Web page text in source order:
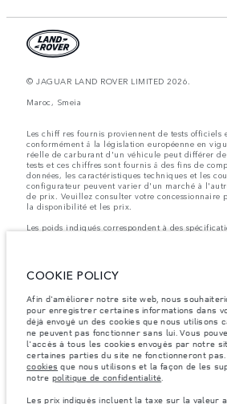
© JAGUAR LAND ROVER LIMITED 2026.
Maroc, Smeia
Les chiff res fournis proviennent de tests officiels
conformément å la législation européenne en
réelle de carburant d'un véhicule peut différer de
tests et ces chiffres sont fournis å des fins de
données, les caractéristiques techniques et les
configurateur peuvent varier d'un marché à
de prix. Veuillez consulter votre concessionnaire
la disponibilité et les prix.
Les poids indiqués correspondent à des
dépassés lorsque vous chargez des accessoires,
et des carburants.
Remarque importante sur les images et les
mondiale de semi-conducteurs affecte
construction des véhicules, la disponibilité des
construction. Cette situation s’avère très
images utilisées actuellement sur le site Web
entièrement les spécifications actuelles en ce qui
caractéristiques, les options, les finitions et les
Veuillez consulter votre concessionnaire pour
restrictions actuelles et faire un choix éclairé
COOKIE POLICY
Afin d'améliorer notre site web, nous
pour enregistrer certaines informations dans
déjà envoyé un des cookies que nous utilisons
ne peuvent pas fonctionner sans lui. Vous
l'accès à tous les cookies envoyés par notre
certaines parties du site ne fonctionneront
cookies que nous utilisons et la façon de les
notre politique de confidentialité.
Les prix indiqués incluent la taxe sur la valeur